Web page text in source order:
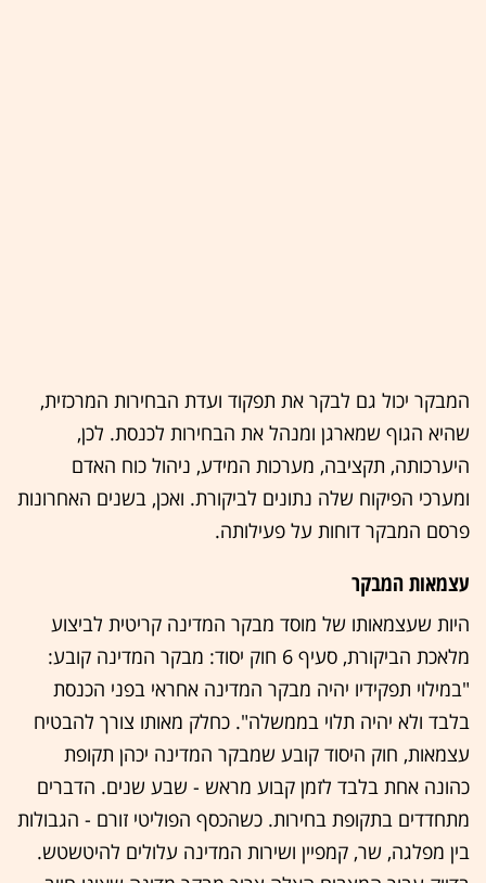
המבקר יכול גם לבקר את תפקוד ועדת הבחירות המרכזית,
שהיא הגוף שמארגן ומנהל את הבחירות לכנסת. לכן,
היערכותה, תקציבה, מערכות המידע, ניהול כוח האדם
ומערכי הפיקוח שלה נתונים לביקורת. ואכן, בשנים האחרונות
פרסם המבקר דוחות על פעילותה.
עצמאות המבקר
היות שעצמאותו של מוסד מבקר המדינה קריטית לביצוע
מלאכת הביקורת, סעיף 6 חוק יסוד: מבקר המדינה קובע:
"במילוי תפקידיו יהיה מבקר המדינה אחראי בפני הכנסת
בלבד ולא יהיה תלוי בממשלה". כחלק מאותו צורך להבטיח
עצמאות, חוק היסוד קובע שמבקר המדינה יכהן תקופת
כהונה אחת בלבד לזמן קבוע מראש - שבע שנים. הדברים
מתחדדים בתקופת בחירות. כשהכסף הפוליטי זורם - הגבולות
בין מפלגה, שר, קמפיין ושירות המדינה עלולים להיטשטש.